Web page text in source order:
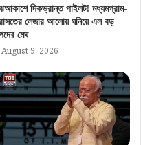
দিকভ্রান্ত পাইলট! মধ্যমগ্রাম-
লেজার আলোয় ঘনিয়ে এল বড়
মেঘ
August 9, 2026